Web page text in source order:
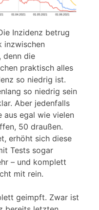
Inzidenz betrug
inzwischen
denn die
praktisch alles
so niedrig ist.
so niedrig sein
Aber jedenfalls
egal wie vielen
50 draußen.
erhöht sich diese
Tests sogar
– und komplett
mit rein.
geimpft. Zwar ist